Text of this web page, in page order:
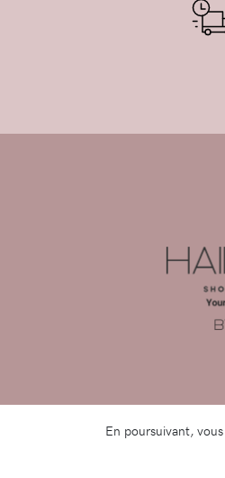
En poursuivant,